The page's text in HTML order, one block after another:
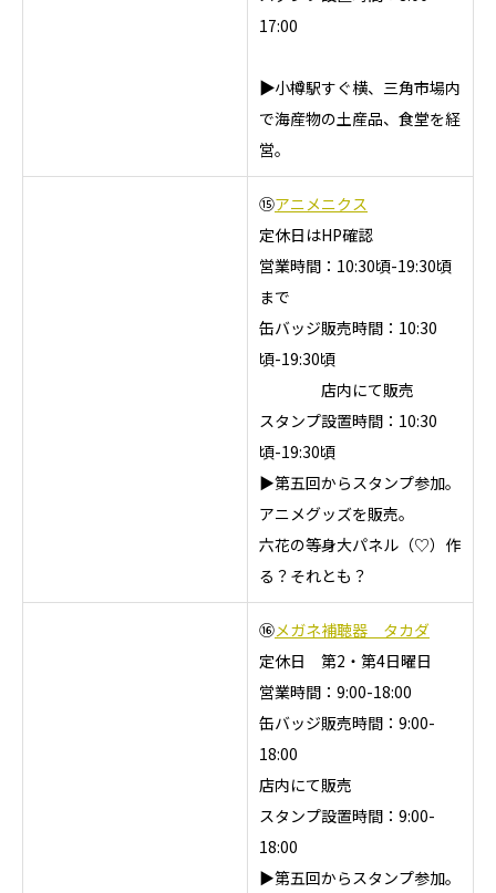
17:00
▶小樽駅すぐ横、三角市場内
で海産物の土産品、食堂を経
営。
⑮アニメニクス
定休日はHP確認
営業時間：10:30頃-19:30頃
まで
缶バッジ販売時間：10:30
頃-19:30頃
店内にて販売
スタンプ設置時間：10:30
頃-19:30頃
▶第五回からスタンプ参加。
アニメグッズを販売。
六花の等身大パネル（♡）作
る？それとも？
⑯メガネ補聴器 タカダ
定休日 第2・第4日曜日
営業時間：9:00-18:00
缶バッジ販売時間：9:00-
18:00
店内にて販売
スタンプ設置時間：9:00-
18:00
▶第五回からスタンプ参加。